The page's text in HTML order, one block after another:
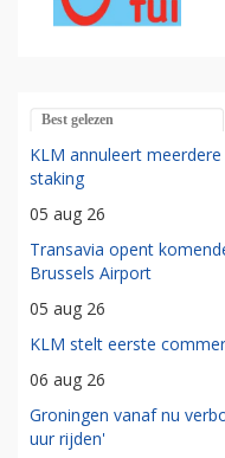
Best gelezen
KLM annuleert
staking
05 aug 26
Transavia opent
Brussels Airport
05 aug 26
KLM stelt eerste
06 aug 26
Groningen vanaf nu
uur rijden'